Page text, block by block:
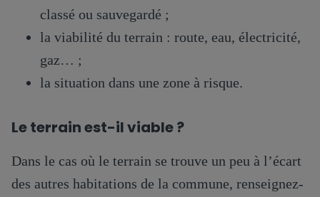
classé ou sauvegardé ;
la viabilité du terrain : route, eau, électricité,
gaz… ;
la situation dans une zone à risque.
Le terrain est-il viable ?
Dans le cas où le terrain se trouve un peu à l’écart
des autres habitations de la commune, renseignez-